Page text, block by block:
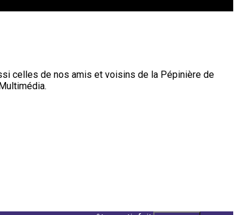
celles de nos amis et voisins de la Pépinière de